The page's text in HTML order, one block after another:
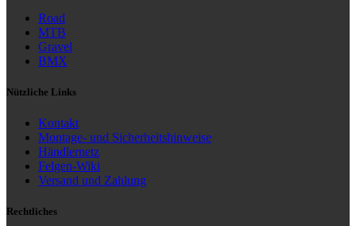
Road
MTB
Gravel
BMX
Nützliche Links
Kontakt
Montage- und Sicherheitshinweise
Händlernetz
Felgen-Wiki
Versand und Zahlung
Rechtliches